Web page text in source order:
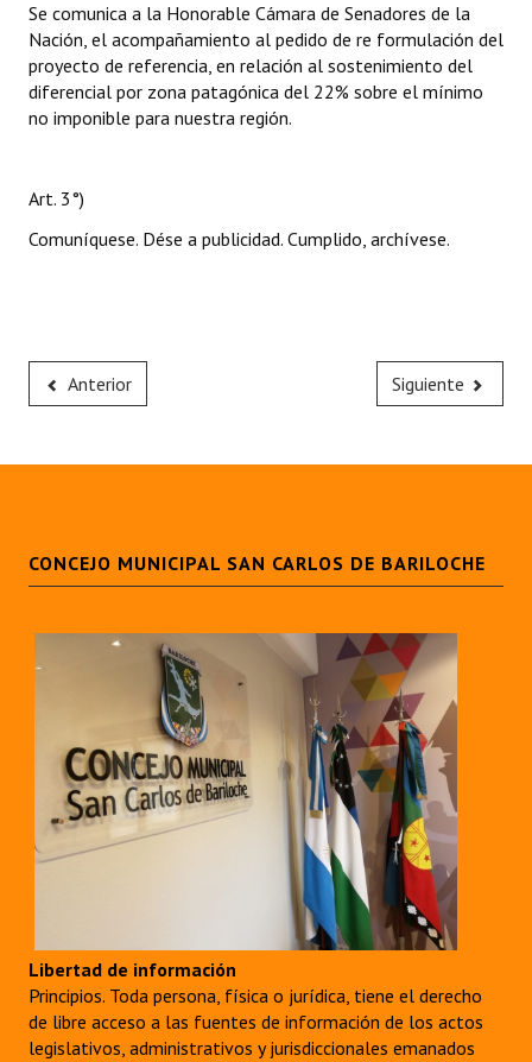
Se comunica a la Honorable Cámara de Senadores de la
Nación, el acompañamiento al pedido de re formulación del
proyecto de referencia, en relación al sostenimiento del
diferencial por zona patagónica del 22% sobre el mínimo
no imponible para nuestra región.
Art. 3°)
Comuníquese. Dése a publicidad. Cumplido, archívese.
Anterior Siguiente
CONCEJO MUNICIPAL SAN CARLOS DE BARILOCHE
Libertad de información
Principios. Toda persona, física o jurídica, tiene el derecho
de libre acceso a las fuentes de información de los actos
legislativos, administrativos y jurisdiccionales emanados